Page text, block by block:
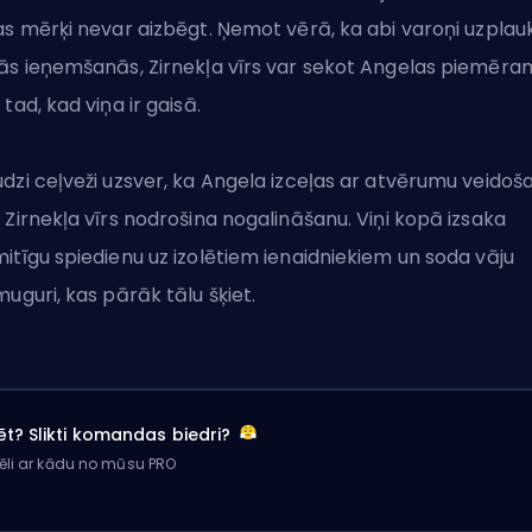
mērķi nevar aizbēgt. Ņemot vērā, ka abi varoņi
ieņemšanās, Zirnekļa vīrs var sekot Angelas
kad viņa ir gaisā.
ceļveži uzsver, ka Angela izceļas ar atvērumu
vīrs nodrošina nogalināšanu. Viņi kopā izsaka
spiedienu uz izolētiem ienaidniekiem un soda vāju
kas pārāk tālu šķiet.
Slikti komandas biedri?
ar kādu no mūsu PRO